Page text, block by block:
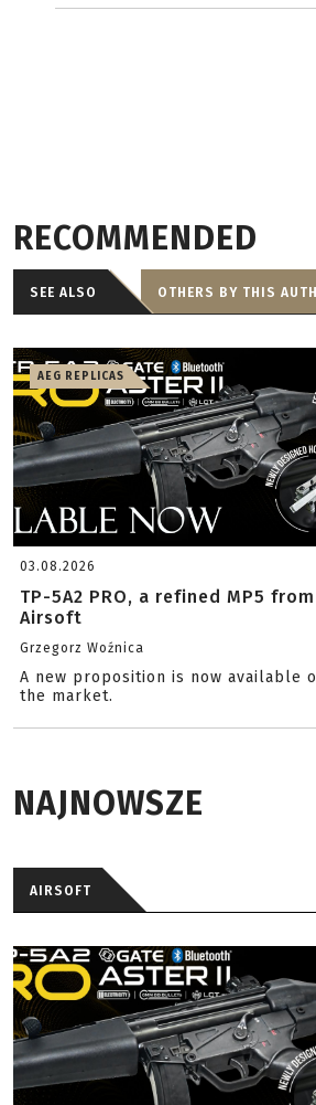
RECOMMENDED
SEE ALSO OTHERS BY THIS
AEG REPLICAS
03.08.2026
TP-5A2 PRO, a refined MP5 from
Airsoft
Grzegorz Woźnica
A new proposition is now available
the market.
NAJNOWSZE
AIRSOFT